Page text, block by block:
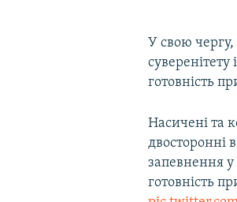
У свою
суверенітету
готовність
Насичені та
двосторонні
запевнення
готовність